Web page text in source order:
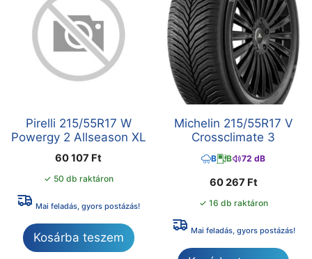
Pirelli 215/55R17 W
Powergy 2 Allseason XL
60 107 Ft
✓ 50 db raktáron
Mai feladás, gyors postázás!
Kosárba teszem
Michelin 215/55R17 V
Crossclimate 3
B B 72 dB
60 267 Ft
✓ 16 db raktáron
Mai feladás, gyors postázás!